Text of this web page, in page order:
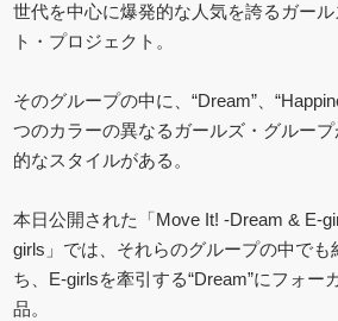
世代を中心に爆発的な人気を誇るガー
ト・プロジェクト。
そのグループの中に、“Dream”、
つのカラーの異なるガールズ・グルー
的なスタイルがある。
本日公開された「Move It! -Dream & E-
girls」では、それらのグループの中でも
ち、E-girlsを牽引する“Dream”にフォー
品。